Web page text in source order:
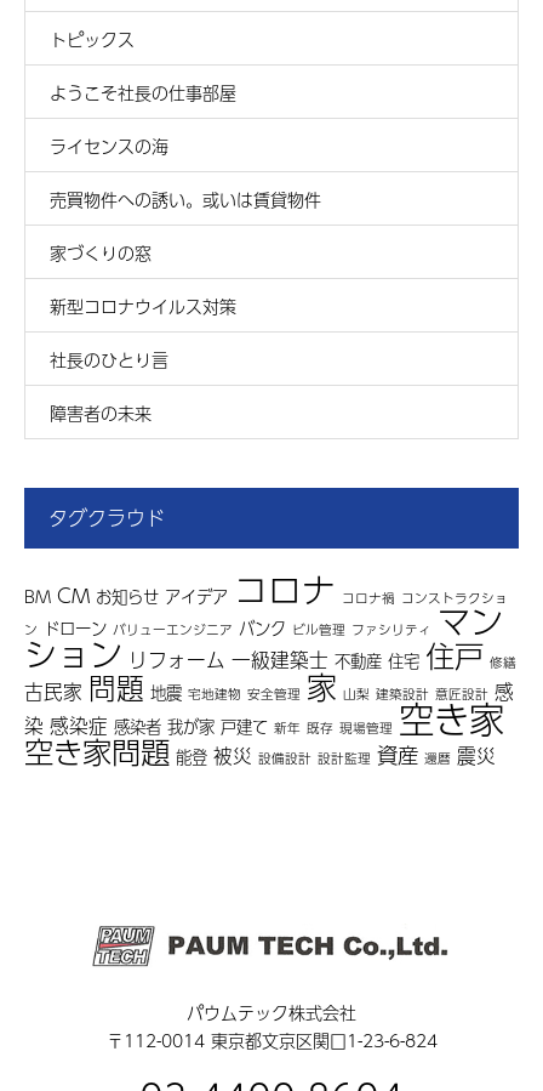
トピックス
ようこそ社長の仕事部屋
ライセンスの海
売買物件への誘い。或いは賃貸物件
家づくりの窓
新型コロナウイルス対策
社長のひとり言
障害者の未来
タグクラウド
BM CM お知らせ アイデア コロナ コロナ禍 コンストラクショ
ン ドローン バリューエンジニア バンク ビル管理 ファシリティ マン
ション リフォーム 一級建築士 不動産 住宅 住戸 修繕
古民家 問題 地震 宅地建物 安全管理 家 山梨 建築設計 意匠設計 感
染 感染症 感染者 我が家 戸建て 新年 既存 現場管理 空き家
空き家問題 能登 被災 設備設計 設計監理 資産 還暦 震災
パウムテック株式会社
〒112-0014 東京都文京区関口1-23-6-824